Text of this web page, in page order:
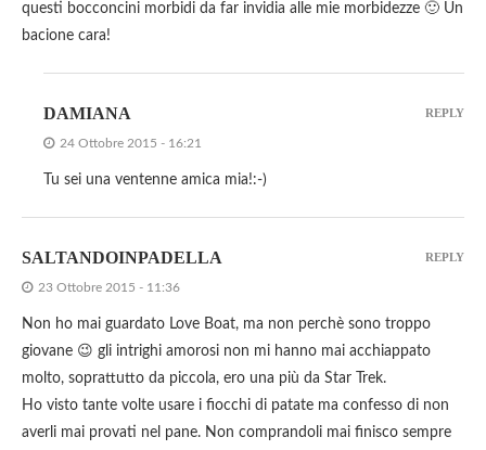
questi bocconcini morbidi da far invidia alle mie morbidezze 🙂 Un
bacione cara!
DAMIANA
24 Ottobre 2015 - 16:21
Tu sei una ventenne amica mia!:-)
REPLY
SALTANDOINPADELLA
23 Ottobre 2015 - 11:36
Non ho mai guardato Love Boat, ma non perchè sono troppo
giovane 😉 gli intrighi amorosi non mi hanno mai acchiappato
molto, soprattutto da piccola, ero una più da Star Trek.
Ho visto tante volte usare i fiocchi di patate ma confesso di non
averli mai provati nel pane. Non comprandoli mai finisco sempre
REPLY